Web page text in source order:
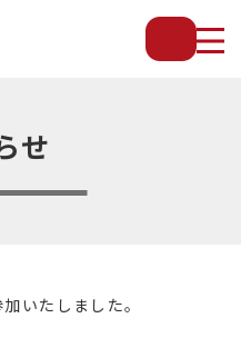
せ
いたしました。